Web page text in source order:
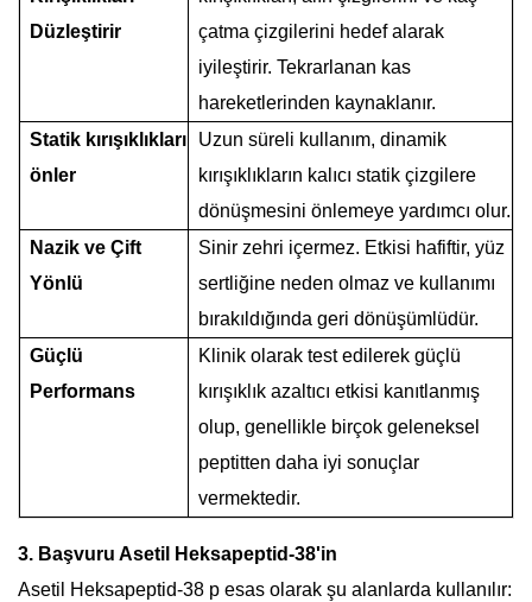
Düzleştirir
çatma çizgilerini hedef alarak
iyileştirir. Tekrarlanan kas
hareketlerinden kaynaklanır.
Statik kırışıklıkları
önler
Uzun süreli kullanım, dinamik
kırışıklıkların kalıcı statik çizgilere
dönüşmesini önlemeye yardımcı olur.
Nazik ve Çift
Yönlü
Sinir zehri içermez. Etkisi hafiftir, yüz
sertliğine neden olmaz ve kullanımı
bırakıldığında geri dönüşümlüdür.
Güçlü
Performans
Klinik olarak test edilerek güçlü
kırışıklık azaltıcı etkisi kanıtlanmış
olup, genellikle birçok geleneksel
peptitten daha iyi sonuçlar
vermektedir.
3. Başvuru Asetil Heksapeptid-38'in
Asetil Heksapeptid-38 p esas olarak şu alanlarda kullanılır: